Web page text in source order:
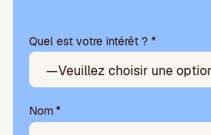
l
l
l
a
Quel est votre intérêt ? *
Nom*